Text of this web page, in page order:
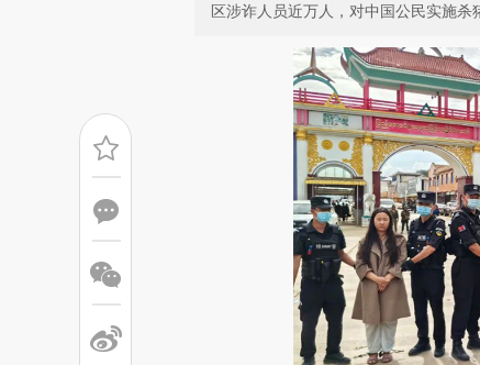
区涉诈人员近万人，对中国公民实施